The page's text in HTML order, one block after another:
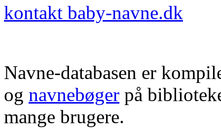
kontakt baby-navne.dk
Navne-databasen er
og navnebøger på
mange brugere.